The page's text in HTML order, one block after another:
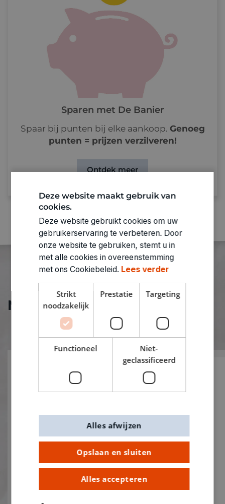
Sparen met De Banier
Spaar bij punten bij elke aankoop. Genoeg
punten = prijzen verzilveren!
Ontdek meer
Nieuw bij De Banier!
Deze website maakt gebruik van
cookies.
Deze website gebruikt cookies om uw
gebruikerservaring te verbeteren. Door
onze website te gebruiken, stemt u in
met alle cookies in overeenstemming
met ons Cookiebeleid. Lees verder
Strikt
noodzakelijk
Prestatie Targeting
Functioneel
Niet-
geclassificeerd
Opslaan en sluiten
Alles accepteren
Alles afwijzen